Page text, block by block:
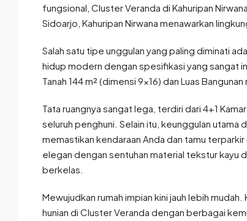
fungsional, Cluster Veranda di Kahuripan
Sidoarjo, Kahuripan Nirwana menawarkan
Salah satu tipe unggulan yang paling diminati
hidup modern dengan spesifikasi yang sangat
Tanah 144 m² (dimensi 9×16) dan Luas Bangunan
Tata ruangnya sangat lega, terdiri dari 4+1
seluruh penghuni. Selain itu, keunggulan
memastikan kendaraan Anda dan tamu
elegan dengan sentuhan material tekstur kayu
berkelas.
Mewujudkan rumah impian kini jauh lebih
hunian di Cluster Veranda dengan berbagai